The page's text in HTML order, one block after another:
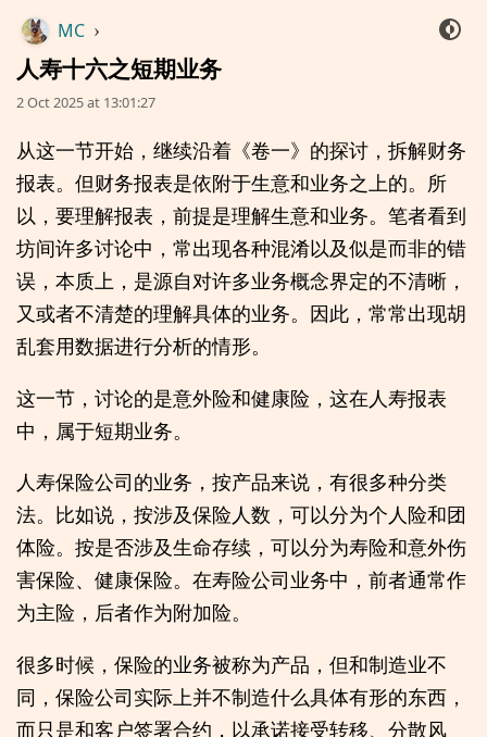
MC ›
人寿十六之短期业务
2 Oct 2025 at 13:01:27
从这一节开始，继续沿着《卷一》的探讨，拆解财务
报表。但财务报表是依附于生意和业务之上的。所
以，要理解报表，前提是理解生意和业务。笔者看到
坊间许多讨论中，常出现各种混淆以及似是而非的错
误，本质上，是源自对许多业务概念界定的不清晰，
又或者不清楚的理解具体的业务。因此，常常出现胡
乱套用数据进行分析的情形。
这一节，讨论的是意外险和健康险，这在人寿报表
中，属于短期业务。
人寿保险公司的业务，按产品来说，有很多种分类
法。比如说，按涉及保险人数，可以分为个人险和团
体险。按是否涉及生命存续，可以分为寿险和意外伤
害保险、健康保险。在寿险公司业务中，前者通常作
为主险，后者作为附加险。
很多时候，保险的业务被称为产品，但和制造业不
同，保险公司实际上并不制造什么具体有形的东西，
而只是和客户签署合约，以承诺接受转移、分散风